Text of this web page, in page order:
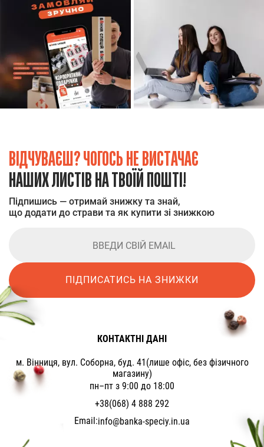
ВІДЧУВАЄШ? ЧОГОСЬ НЕ ВИСТАЧАЄ
НАШИХ ЛИСТІВ НА ТВОЇЙ ПОШТІ!
Підпишись — отримай знижку та знай,
що додати до страви та як купити зі знижкою
ПІДПИСАТИСЬ НА ЗНИЖКИ
КОНТАКТНІ ДАНІ
м. Вінниця, вул. Соборна, буд. 41(лише офіс, без фізичного
магазину)
пн–пт з 9:00 до 18:00
+38(068) 4 888 292
Email:info@banka-speciy.in.ua